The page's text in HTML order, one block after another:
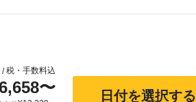
/税・手数料込
〜 日付を選択する